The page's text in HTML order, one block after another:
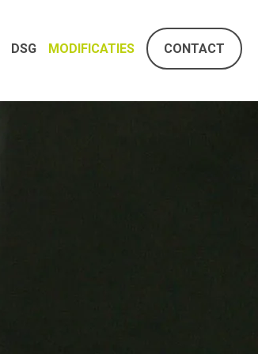
DSG MODIFICATIES CONTACT